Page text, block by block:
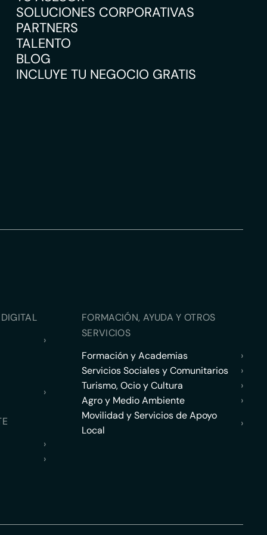
SOLUCIONES CORPORATIVAS
PARTNERS
TALENTO
BLOG
INCLUYE TU NEGOCIO GRATIS
›
›
›
›
FORMACIÓN, AYUDA Y OTROS
SERVICIOS
Formación y Academias
›
Servicios Sociales y Comunitarios
›
Turismo, Ocio y Cultura
›
Agro y Medio Ambiente
›
Movilidad y Servicios de Apoyo
Local
›